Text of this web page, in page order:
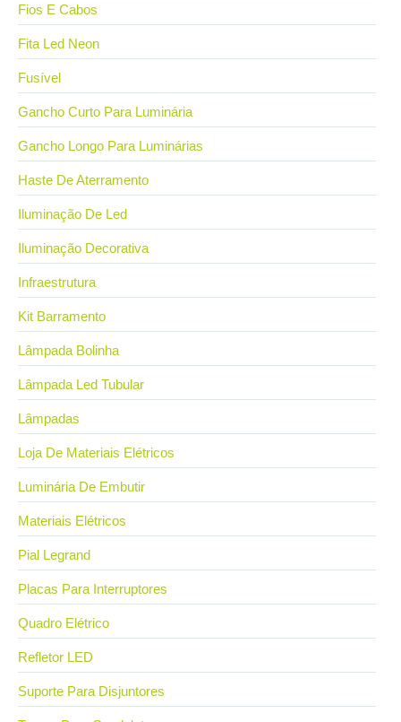
Fios E Cabos
Fita Led Neon
Fusível
Gancho Curto Para Luminária
Gancho Longo Para Luminárias
Haste De Aterramento
Iluminação De Led
Iluminação Decorativa
Infraestrutura
Kit Barramento
Lâmpada Bolinha
Lâmpada Led Tubular
Lâmpadas
Loja De Materiais Elétricos
Luminária De Embutir
Materiais Elétricos
Pial Legrand
Placas Para Interruptores
Quadro Elétrico
Refletor LED
Suporte Para Disjuntores